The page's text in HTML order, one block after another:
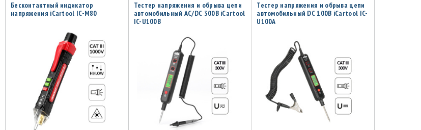
Бесконтактный индикатор
напряжения iCartool IC-M80
Тестер напряжения и обрыва цепи
автомобильный AC/DC 300В iCartool
IC-U100B
Тестер напряжения и обрыва цепи
автомобильный DC 100В iCartool IC-
U100A